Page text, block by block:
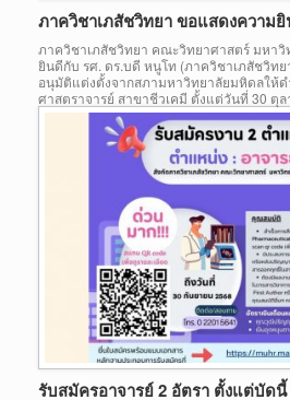
ภาควิชาเภสัชวิทยา ขอแสดงความ
ภาควิชาเภสัชวิทยา คณะวิทยาศาสตร์ มหา
ยินดีกับ รศ. ดร.บดี หนูโท (ภาควิชาเภสัชวิทย
อนุมัติแต่งตั้งจากสภามหาวิทยาลัยมหิดลให้ด
ศาสตราจารย์ สาขาชีวเคมี ตั้งแต่วันที่ 30 ตุ
รับสมัครอาจารย์ 2 อัตรา ตั้งแต่บัดนี้